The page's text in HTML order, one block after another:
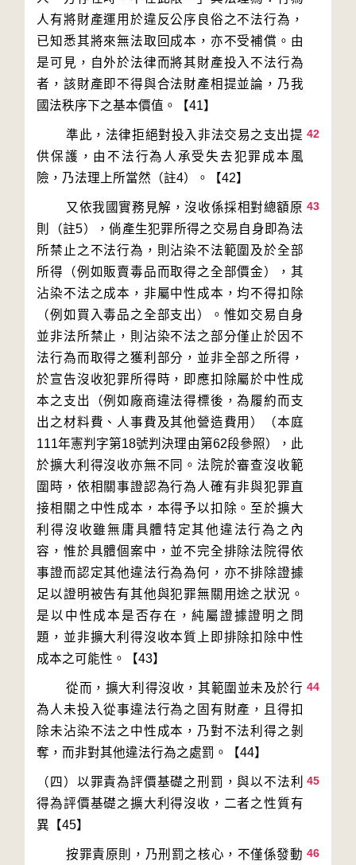
人有將財產運用於違反公序良俗之不法行為，
已知悉其將來無法取回成本，亦不受補償。由
是可見，自外於法律而將其財產投入不法行為
者，該財產即不得與合法財產相提並論，乃我
42
        準此，法律拒絕對投入非法交易之支出提
供保護，由不法行為人承受失去犯罪成本風
43
則（註5），倘產生犯罪所得之交易自身即為法
所禁止之不法行為，則沾染不法範圍及於全部
所得（例如販賣毒品而取得之全部價金），其
沾染不法之成本，非屬中性成本，均不得扣除
（例如買入毒品之全部支出）。惟如交易自身
並非法所禁止，則沾染不法之部分僅止於因不
法行為而取得之獲利部分，並非全部之所得，
於宣告沒收犯罪所得時，即應扣除屬於中性成
本之支出（例如廠商違法得標後，為履約而支
出之材料費、人事費及其他營造費用）（本庭
111年憲判字第18號判決理由第62段參照），此
於擴大利得沒收亦無不同。法院於審查沒收範
圍時，依相關事證認為行為人確有非與犯罪直
接相關之中性成本，本得予以扣除。至於擴大
利得沒收雖無庸具體特定其他違法行為之內
容，惟於具體個案中，並不完全排除法院得依
事證而認定其他違法行為為何，亦不排除證據
足以證明被告有其他與犯罪無關用途之狀況。
是以中性成本是否存在，純屬證據證明之問
題，並非擴大利得沒收本質上即排除扣除中性
44
        從而，擴大利得沒收，其範圍並未及於行
為人未投入從事違法行為之固有財產，且得扣
除未沾染不法之中性成本，乃對不法利得之剝
45
（四）以罪責為評價基礎之刑罰，與以不法利
得為評價基礎之擴大利得沒收，二者之性質有
46
        按罪責原則，乃刑罰之核心，不僅係發動